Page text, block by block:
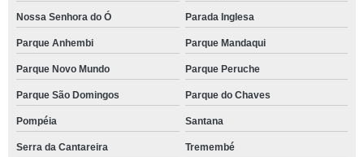
Nossa Senhora do Ó Parada Inglesa
Parque Anhembi Parque Mandaqui
Parque Novo Mundo Parque Peruche
Parque São Domingos Parque do Chaves
Pompéia Santana
Serra da Cantareira Tremembé